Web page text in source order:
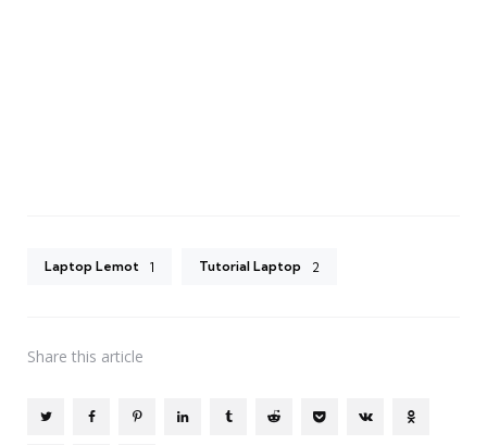
Laptop Lemot 1 Tutorial Laptop 2
Share this article